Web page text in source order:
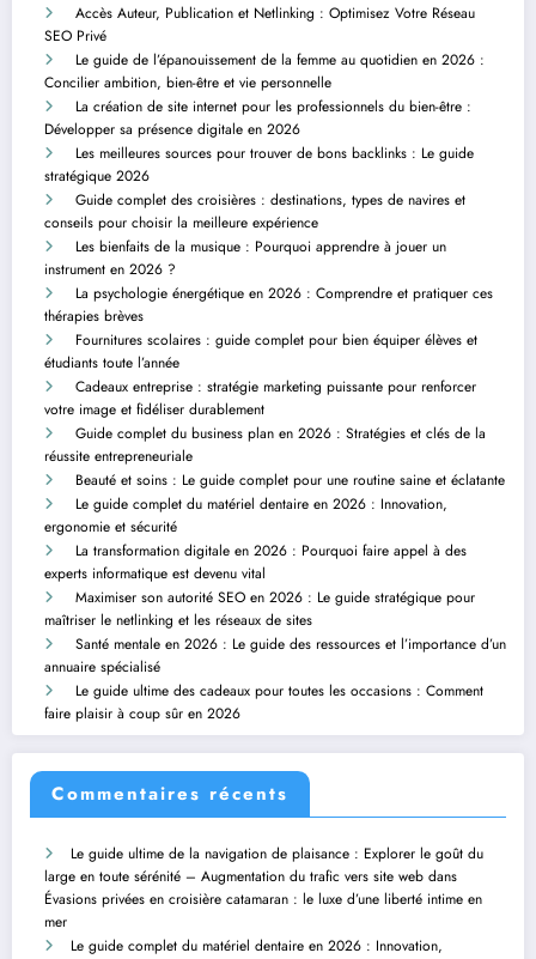
Accès Auteur, Publication et Netlinking : Optimisez Votre Réseau
SEO Privé
Le guide de l’épanouissement de la femme au quotidien en 2026 :
Concilier ambition, bien-être et vie personnelle
La création de site internet pour les professionnels du bien-être :
Développer sa présence digitale en 2026
Les meilleures sources pour trouver de bons backlinks : Le guide
stratégique 2026
Guide complet des croisières : destinations, types de navires et
conseils pour choisir la meilleure expérience
Les bienfaits de la musique : Pourquoi apprendre à jouer un
instrument en 2026 ?
La psychologie énergétique en 2026 : Comprendre et pratiquer ces
thérapies brèves
Fournitures scolaires : guide complet pour bien équiper élèves et
étudiants toute l’année
Cadeaux entreprise : stratégie marketing puissante pour renforcer
votre image et fidéliser durablement
Guide complet du business plan en 2026 : Stratégies et clés de la
réussite entrepreneuriale
Beauté et soins : Le guide complet pour une routine saine et éclatante
Le guide complet du matériel dentaire en 2026 : Innovation,
ergonomie et sécurité
La transformation digitale en 2026 : Pourquoi faire appel à des
experts informatique est devenu vital
Maximiser son autorité SEO en 2026 : Le guide stratégique pour
maîtriser le netlinking et les réseaux de sites
Santé mentale en 2026 : Le guide des ressources et l’importance d’un
annuaire spécialisé
Le guide ultime des cadeaux pour toutes les occasions : Comment
faire plaisir à coup sûr en 2026
Commentaires récents
Le guide ultime de la navigation de plaisance : Explorer le goût du
large en toute sérénité – Augmentation du trafic vers site web dans
Évasions privées en croisière catamaran : le luxe d’une liberté intime en
mer
Le guide complet du matériel dentaire en 2026 : Innovation,